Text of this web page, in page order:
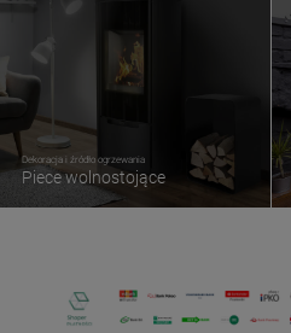
Dekoracja i źródło ogrzewania
Piece wolnostojące